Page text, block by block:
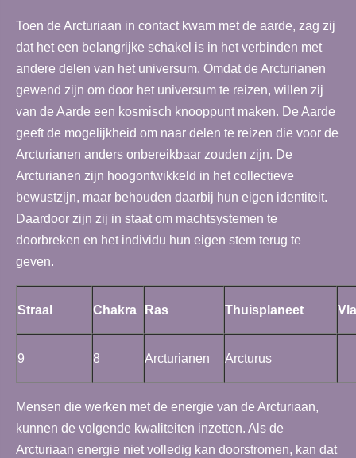
Toen de Arcturiaan in contact kwam met de aarde, zag zij
dat het een belangrijke schakel is in het verbinden met
andere delen van het universum. Omdat de Arcturianen
gewend zijn om door het universum te reizen, willen zij
van de Aarde een kosmisch knooppunt maken. De Aarde
geeft de mogelijkheid om naar delen te reizen die voor de
Arcturianen anders onbereikbaar zouden zijn. De
Arcturianen zijn hoogontwikkeld in het collectieve
bewustzijn, maar behouden daarbij hun eigen identiteit.
Daardoor zijn zij in staat om machtsystemen te
doorbreken en het individu hun eigen stem terug te
geven.
Straal Chakra Ras Thuisplaneet
9 8 Arcturianen Arcturus
Mensen die werken met de energie van de Arcturiaan,
kunnen de volgende kwaliteiten inzetten. Als de
Arcturiaan energie niet volledig kan doorstromen, kan dat